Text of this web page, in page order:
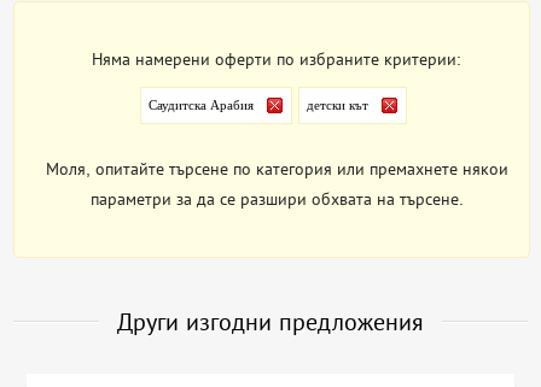
Няма намерени оферти по избраните критерии:
Саудитска Арабия детски кът
Моля, опитайте търсене по категория или премахнете някои
параметри за да се разшири обхвата на търсене.
Други изгодни предложения